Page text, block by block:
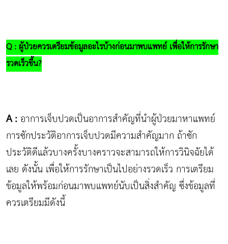
Q : ผู้ป่วยควรเตรียมข้อมูลอะไรบ้างก่อนมาพบแพทย์ เพื่อให้การรักษา
รวดเร็วขึ้น?
A :อาการเจ็บปวดเป็นอาการสำคัญที่นำผู้ป่วยมาหาแพทย์
การซักประวัติอาการเจ็บปวดมีความสำคัญมาก ถ้าซัก
ประวัติดีแล้วบางครั้งบางคราวจะสามารถให้การวินิจฉัยได้
เลย ดังนั้น เพื่อให้การรักษาเป็นไปอย่างรวดเร็ว การเตรียม
ข้อมูลให้พร้อมก่อนมาพบแพทย์นับเป็นสิ่งสำคัญ ซึ่งข้อมูลที่
ควรเตรียมมีดังนี้